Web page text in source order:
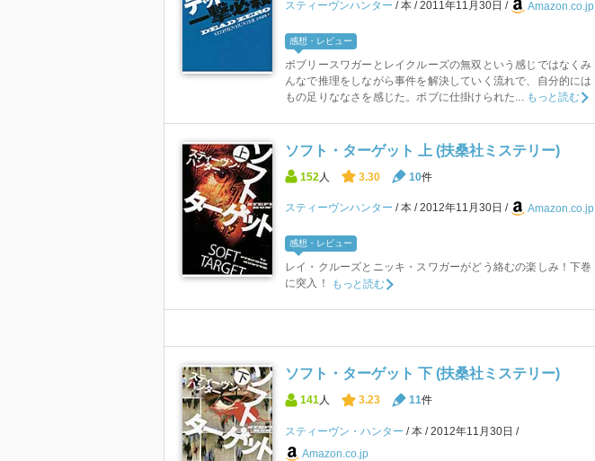
スティーヴンハンター 本 2011年11月30日 Amazon.co.jp
感想・レビュー
ボブリースワガーとレイクルーズの無双という感じではなくみ
んなで推理をしながら事件を解決していく流れで、自分的には
もの足りななさを感じた。ボブに仕掛けられた...
もっと読む
ソフト・ターゲット 上 (扶桑社ミステリー)
152 人 3.30 10件
スティーヴンハンター 本 2012年11月30日 Amazon.co.jp
感想・レビュー
レイ・クルーズとニッキ・スワガーがどう絡むの楽しみ！下巻
に突入！
もっと読む
ソフト・ターゲット 下 (扶桑社ミステリー)
141人 3.23 11件
スティーヴン・ハンター 本
2012年11月30日
Amazon.co.jp